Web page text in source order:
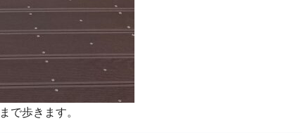
で歩きます。